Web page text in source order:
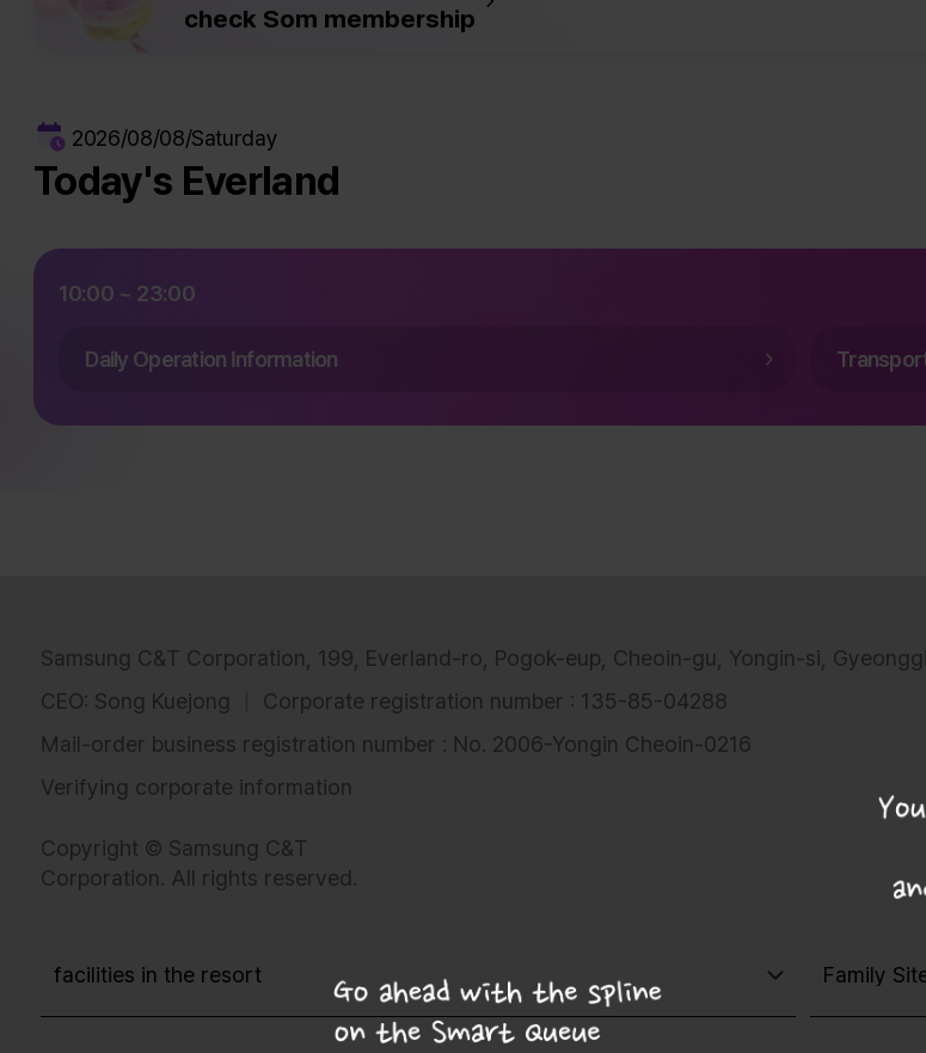
check Som membership
2026/08/08/Saturday
Today's Everland
10:00 ~ 23:00
Daily Operation Information
Samsung C&T Corporation, 199, Everland-ro, Pogok-eup, Cheoin-gu, Yongin-si,
CEO: Song Kuejong
Corporate registration number : 135-85-04288
Mail-order business registration number : No. 2006-Yongin Cheoin-0216
Verifying corporate information
Copyright © Samsung C&T
Corporation. All rights reserved.
facilities in the resort Family